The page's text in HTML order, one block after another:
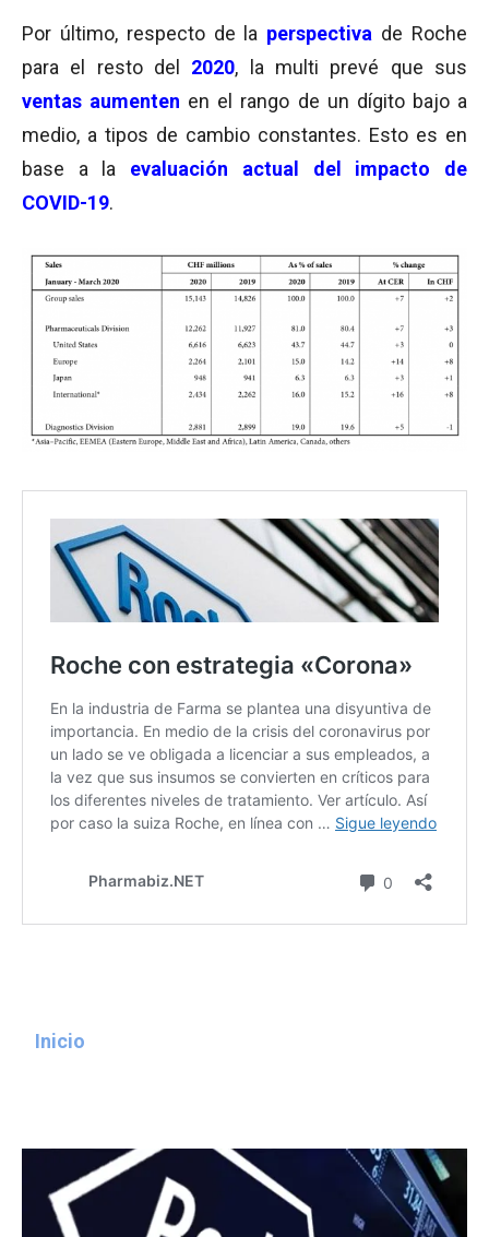
Por último, respecto de la perspectiva de Roche
para el resto del 2020, la multi prevé que sus
ventas aumenten en el rango de un dígito bajo a
medio, a tipos de cambio constantes. Esto es en
base a la evaluación actual del impacto de
COVID-19.
Inicio